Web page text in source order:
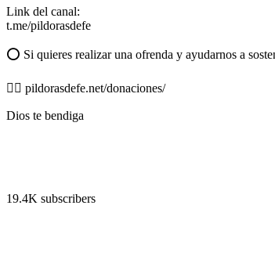
Link del canal:
t.me/pildorasdefe
⭕️ Si quieres realizar una ofrenda y ayudarnos a
👉🏻 pildorasdefe.net/donaciones/
Dios te bendiga
19.4K subscribers